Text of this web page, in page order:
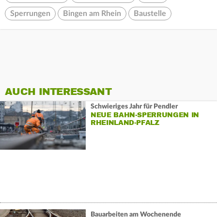
Sperrungen Bingen am Rhein Baustelle
AUCH INTERESSANT
Schwieriges Jahr für Pendler
NEUE BAHN-SPERRUNGEN IN
RHEINLAND-PFALZ
Bauarbeiten am Wochenende